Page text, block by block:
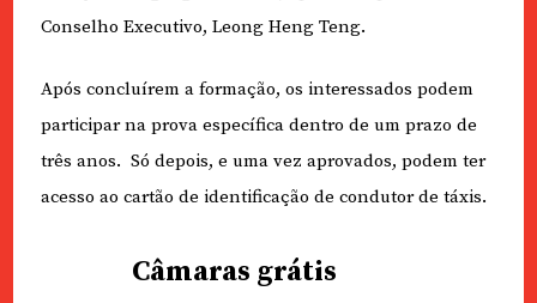
Conselho Executivo, Leong Heng Teng.
Após concluírem a formação, os interessados podem
participar na prova específica dentro de um prazo de
três anos. Só depois, e uma vez aprovados, podem ter
acesso ao cartão de identificação de condutor de táxis.
Câmaras grátis